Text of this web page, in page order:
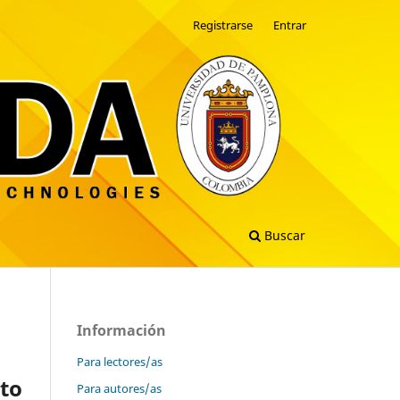
Buscar
Registrarse Entrar
Información
Para lectores/as
Para autores/as